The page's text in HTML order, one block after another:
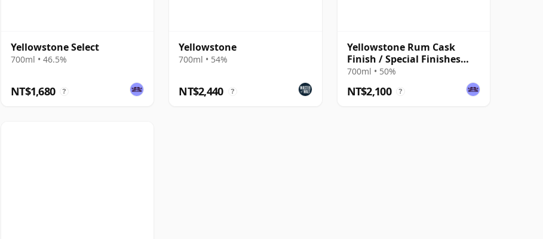
Yellowstone Select
700ml • 46.5%
NT$1,680 ?
Yellowstone
700ml • 54%
NT$2,440 ?
Yellowstone Rum Cask
Finish / Special Finishes
Collection
700ml • 50%
NT$2,100 ?